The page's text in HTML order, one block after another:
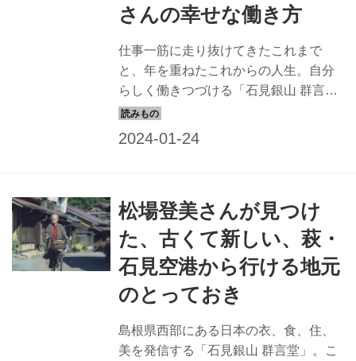
は、松場家の次の世代。 「子育てはて
いねいにできなかったけど、子どもた
ちが見ているから背中を正して生きて
いきたいと思っていました」と登美さ
ん。 「子どものころから、夢中で楽...
さんの幸せな働き方
仕事一筋に走り抜けてきたこれまで
と、年を重ねたこれからの人生。自分
らしく働きつづける「石見銀山 群言
堂」 松場登美さんの仕事と人生を見つ
めました。（『天然生活』2023年3月
松場登美さんが見つけ
た、古くて新しい、萩・
石見空港から行ける地元
のとっておき
島根県西部にある日本の衣、食、住、
美を発信する「石見銀山 群言堂」。こ